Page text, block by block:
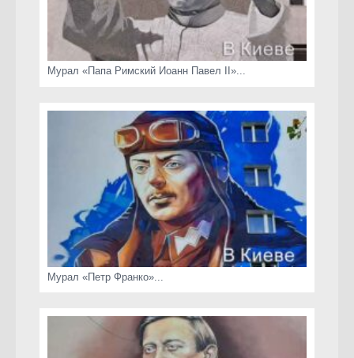
скамейки
часы Киева
Мурал «Папа Римский Иоанн Павел II»...
Мурал «Петр Франко»...